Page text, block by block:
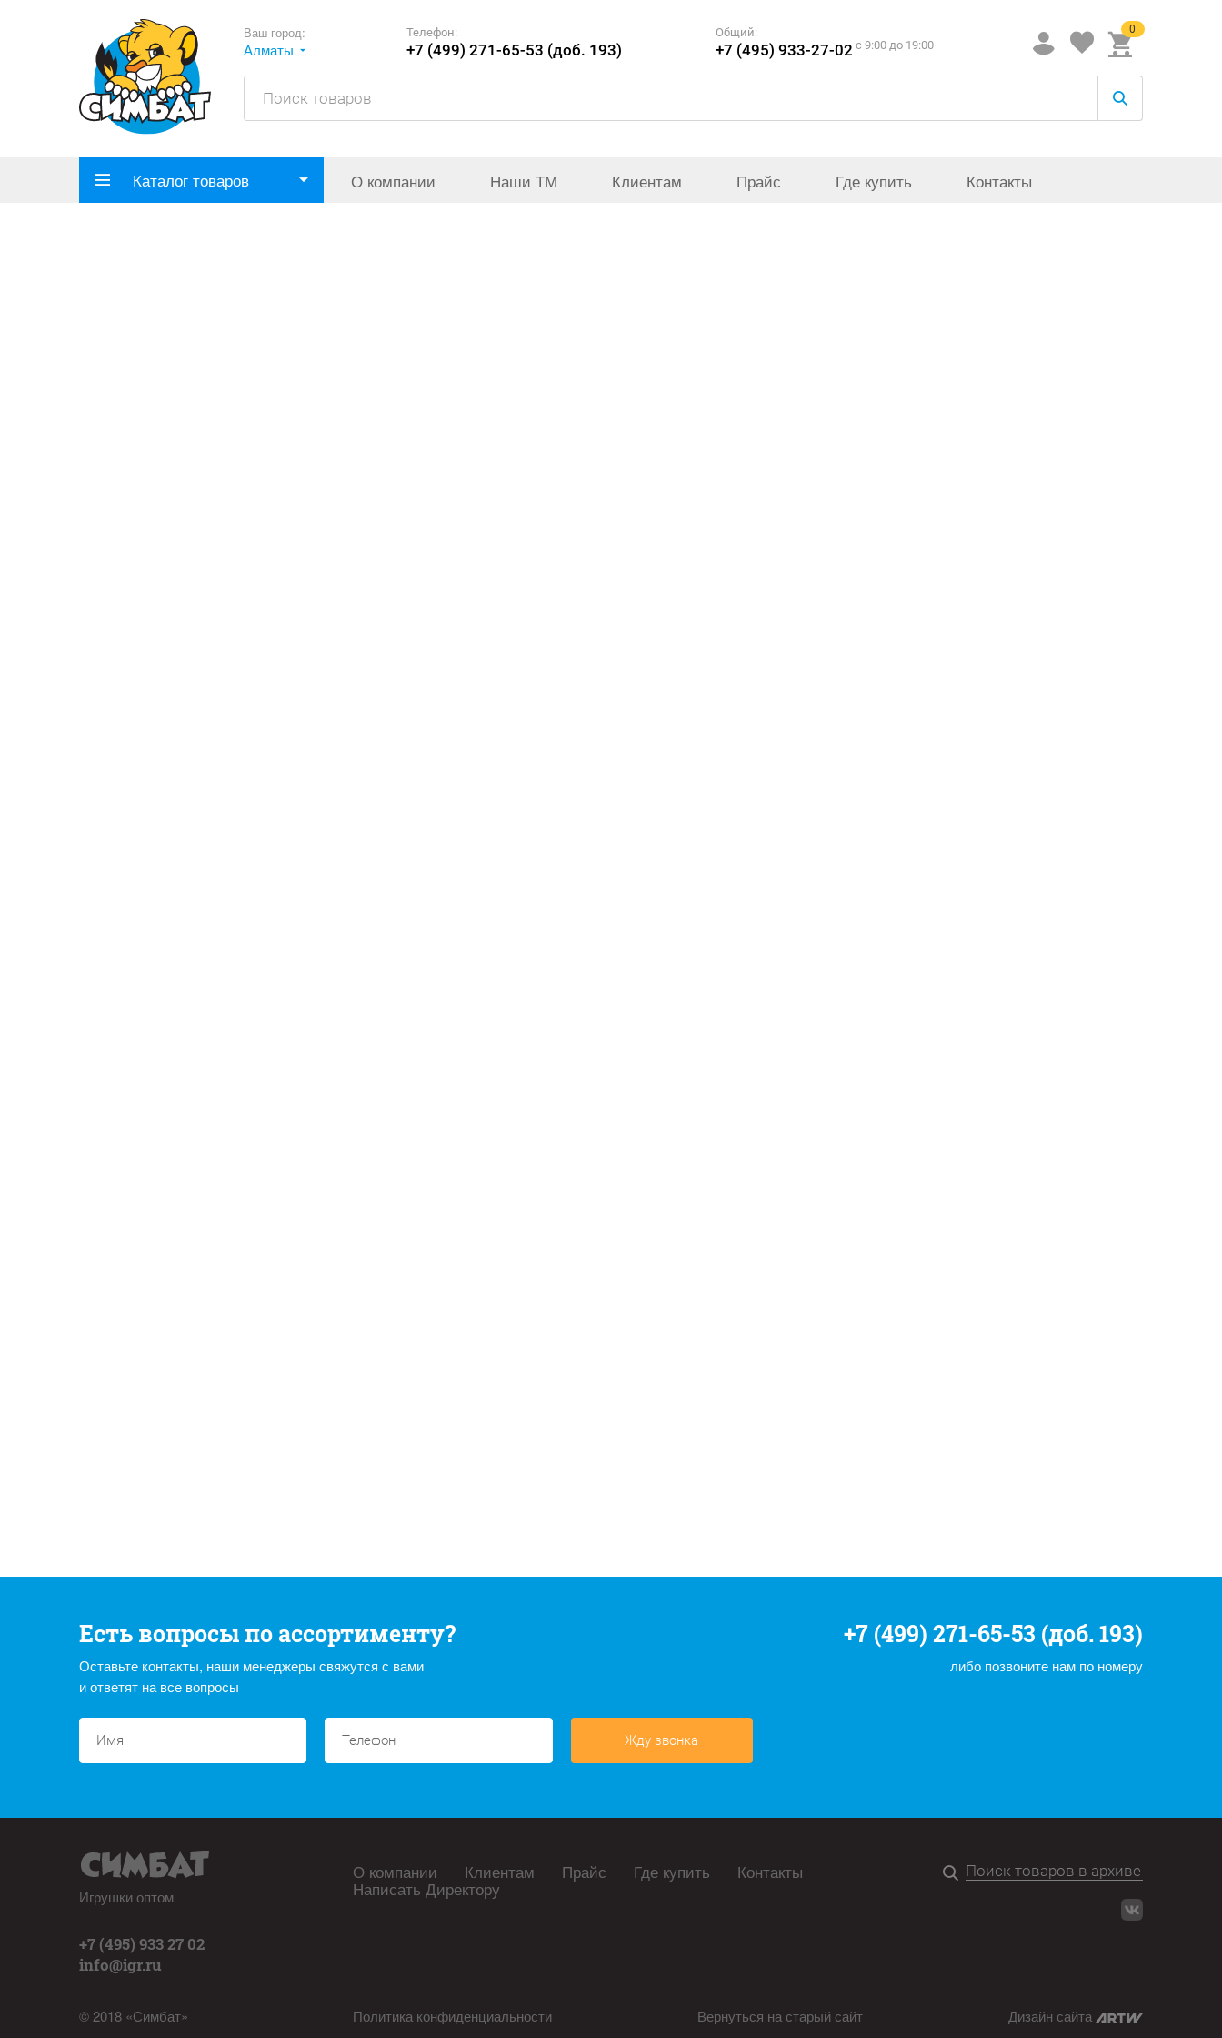
Ваш город:
Алматы
Телефон:
+7 (499) 271-65-53 (доб. 193)
Общий:
+7 (495) 933-27-02 c 9:00 до 19:00
0
Каталог товаров О компании Наши ТМ Клиентам Прайс Где купить Контакты
Есть вопросы по ассортименту?
Оставьте контакты, наши менеджеры свяжутся с вами
и ответят на все вопросы
+7 (499) 271-65-53 (доб. 193)
либо позвоните нам по номеру
Жду звонка
Игрушки оптом
+7 (495) 933 27 02
info@igr.ru
© 2018 «Симбат»
О компании Клиентам Прайс Где купить Контакты
Написать Директору
Политика конфиденциальности Вернуться на старый сайт Дизайн сайта